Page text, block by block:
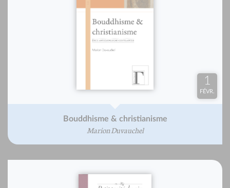
1
FÉVR.
Bouddhisme & christianisme
Marion Duvauchel